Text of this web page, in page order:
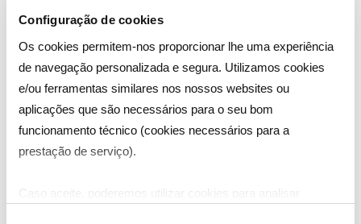
Configuração de cookies
Os cookies permitem-nos proporcionar lhe uma experiência
de navegação personalizada e segura. Utilizamos cookies
e/ou ferramentas similares nos nossos websites ou
aplicações que são necessários para o seu bom
funcionamento técnico (cookies necessários para a
prestação de serviço).
Snowtrip e a Kico kids communication agency, uma
agência focada na comunicação para crianças e jovens).
O conceito Rebel Club tem como Partner oficial o Biggs e
terá periodicidade semanal a partir de janeiro. Os
bilhetes estarão à venda através dos embaixadores de
cada uma das festas ou em rebelclub.pt, a partir de 10€
com bebidas incluídas (não alcoólicas).